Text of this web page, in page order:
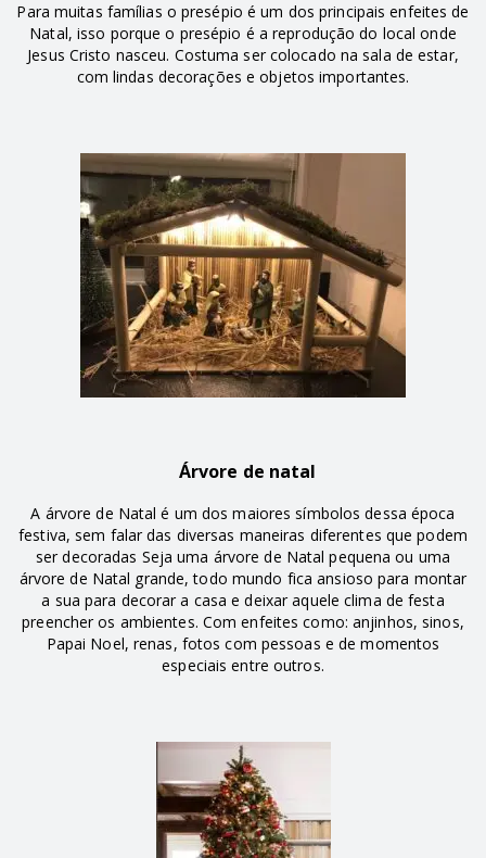
Para muitas famílias o presépio é um dos principais enfeites de
Natal, isso porque o presépio é a reprodução do local onde
Jesus Cristo nasceu. Costuma ser colocado na sala de estar,
com lindas decorações e objetos importantes.
Árvore de natal
A árvore de Natal é um dos maiores símbolos dessa época
festiva, sem falar das diversas maneiras diferentes que podem
ser decoradas Seja uma árvore de Natal pequena ou uma
árvore de Natal grande, todo mundo fica ansioso para montar
a sua para decorar a casa e deixar aquele clima de festa
preencher os ambientes. Com enfeites como: anjinhos, sinos,
Papai Noel, renas, fotos com pessoas e de momentos
especiais entre outros.